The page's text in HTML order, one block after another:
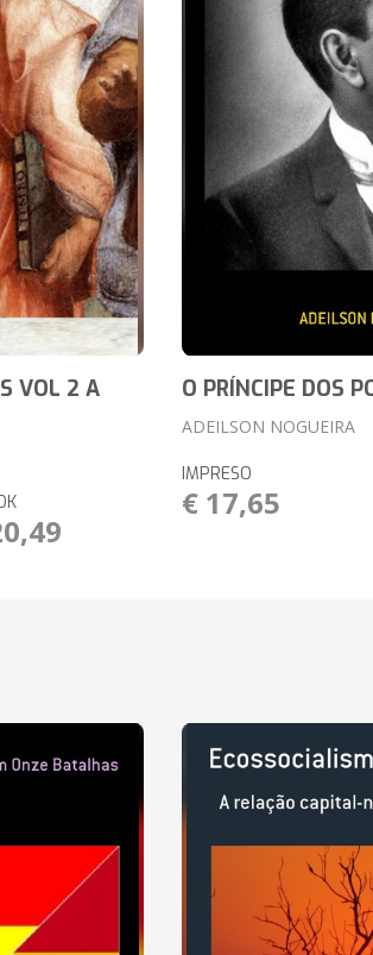
VOL 2 A
O PRÍNCIPE DOS
ADEILSON NOGUEIRA
IMPRESO
€ 17,65